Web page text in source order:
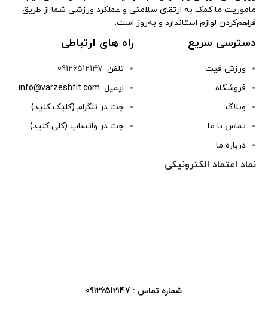
ماموریت ما کمک به ارتقای سلامتی و عملکرد ورزشی شما از طریق
فراهم‌کردن لوازم استاندارد و به‌روز است.
دسترسی سریع
ورزش فیت
فروشگاه
وبلاگ
تماس با ما
درباره ما
راه های ارتباطی
تلفن: 09126512147
ایمیل: info@varzeshfit.com
چت در تلگرام (کلیک کنید)
چت در واتساپ (کلی کنید)
نماد اعتماد الکترونیکی
شماره تماس : 09126512147